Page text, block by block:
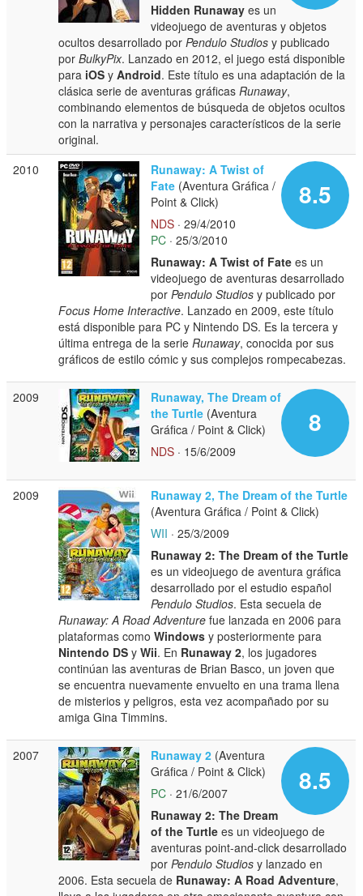
Hidden Runaway es un
videojuego de aventuras y objetos
ocultos desarrollado porPendulo Studios y publicado
porBulkyPix. Lanzado en 2012, el juego está disponible
para iOS yAndroid. Este título es una adaptación de la
clásica serie de aventuras gráficasRunaway,
combinando elementos de búsqueda de objetos ocultos
con la narrativa y personajes característicos de la serie
original.
2010
8.5
Runaway: A Twist of
Fate (Aventura Gráfica /
Point & Click)
NDS · 29/4/2010
PC · 25/3/2010
Runaway: A Twist of Fate es un
videojuego de aventuras desarrollado
porPendulo Studios y publicado por
Focus Home Interactive. Lanzado en 2009, este título
está disponible para PC y Nintendo DS. Es la tercera y
última entrega de la serieRunaway, conocida por sus
gráficos de estilo cómic y sus complejos rompecabezas.
2009
8
Runaway, The Dream of
the Turtle (Aventura
Gráfica / Point & Click)
NDS · 15/6/2009
2009
Runaway 2, The Dream of the Turtle
(Aventura Gráfica / Point & Click)
WII · 25/3/2009
Runaway 2: The Dream of the Turtle
es un videojuego de aventura gráfica
desarrollado por el estudio español
Pendulo Studios. Esta secuela de
Runaway: A Road Adventure fue lanzada en 2006 para
plataformas comoWindows y posteriormente para
Nintendo DS yWii. En Runaway 2, los jugadores
continúan las aventuras de Brian Basco, un joven que
se encuentra nuevamente envuelto en una trama llena
de misterios y peligros, esta vez acompañado por su
amiga Gina Timmins.
2007
8.5
Runaway 2 (Aventura
Gráfica / Point & Click)
PC · 21/6/2007
Runaway 2: The Dream
of the Turtle es un videojuego de
aventuras point-and-click desarrollado
porPendulo Studios y lanzado en
2006. Esta secuela de Runaway: A Road Adventure,